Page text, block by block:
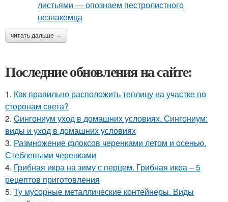
читать дальше →
Последние обновления на сайте:
1. Как правильно расположить теплицу на участке по
сторонам света?
2. Cингониум уход в домашних условиях. Сингониум:
виды и уход в домашних условиях
3. Размножение флоксов черенками летом и осенью.
Стеблевыми черенками
4. Грибная икра на зиму с перцем. Грибная икра – 5
рецептов приготовления
5. Ту мусорные металлические контейнеры. Виды